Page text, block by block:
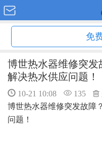
免
博世热水器维修突
解决热水供应问题！
10-21 10:08 135
博世热水器维修突发故障
问题！